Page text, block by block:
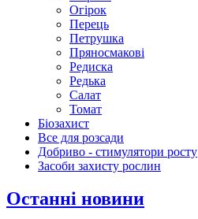
Огірок
Перець
Петрушка
Пряносмакові
Редиска
Редька
Салат
Томат
Біозахист
Все для розсади
Добриво - стимулятори росту
Засоби захисту рослин
Останні новини